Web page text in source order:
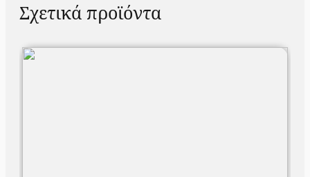
Σχετικά προϊόντα